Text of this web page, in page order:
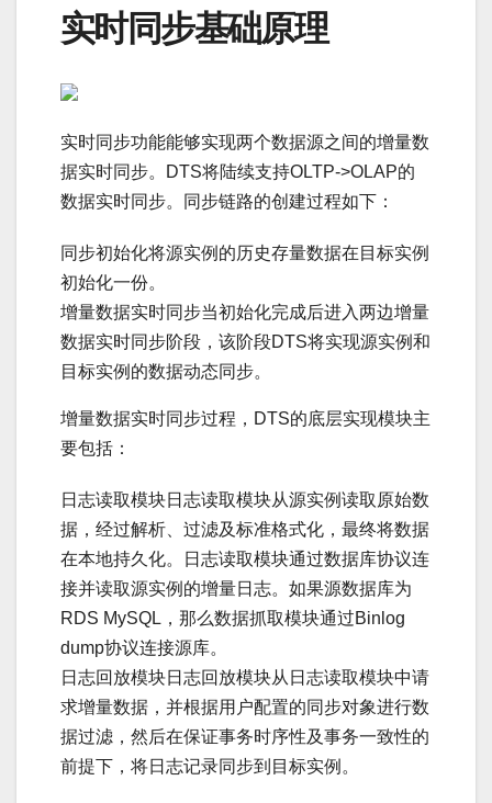
实时同步基础原理
实时同步功能能够实现两个数据源之间的增量数
据实时同步。DTS将陆续支持OLTP->OLAP的
数据实时同步。同步链路的创建过程如下：
同步初始化将源实例的历史存量数据在目标实例
初始化一份。
增量数据实时同步当初始化完成后进入两边增量
数据实时同步阶段，该阶段DTS将实现源实例和
目标实例的数据动态同步。
增量数据实时同步过程，DTS的底层实现模块主
要包括：
日志读取模块日志读取模块从源实例读取原始数
据，经过解析、过滤及标准格式化，最终将数据
在本地持久化。日志读取模块通过数据库协议连
接并读取源实例的增量日志。如果源数据库为
RDS MySQL，那么数据抓取模块通过Binlog
dump协议连接源库。
日志回放模块日志回放模块从日志读取模块中请
求增量数据，并根据用户配置的同步对象进行数
据过滤，然后在保证事务时序性及事务一致性的
前提下，将日志记录同步到目标实例。